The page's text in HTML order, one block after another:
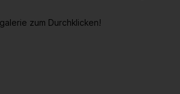
zum Durchklicken!